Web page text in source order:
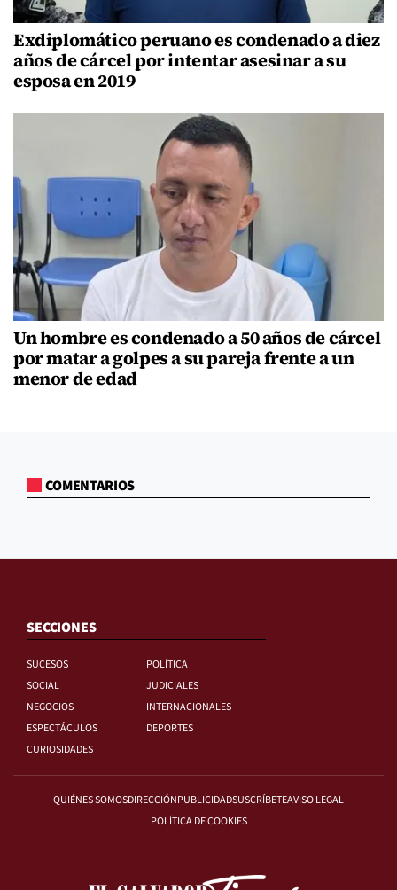
Exdiplomático peruano es condenado a diez
años de cárcel por intentar asesinar a su
esposa en 2019
Un hombre es condenado a 50 años de cárcel
por matar a golpes a su pareja frente a un
menor de edad
COMENTARIOS
SECCIONES
SUCESOS
POLÍTICA
SOCIAL
JUDICIALES
NEGOCIOS
INTERNACIONALES
ESPECTÁCULOS
DEPORTES
CURIOSIDADES
QUIÉNES SOMOSDIRECCIÓNPUBLICIDADSUSCRÍBETEAVISO LEGAL
POLÍTICA DE COOKIES